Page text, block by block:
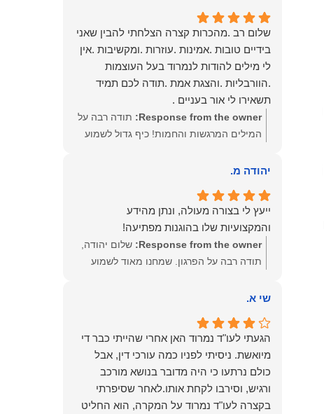
שלום רב .מהכרות קצרה הצלחתי להבין שאני
בידיים טובות .אמינות .עוזרות .ומקשיבות .אין
לי מילים להודות לנמרוד בעל העוצמות
.הוורבליות .והצגת אמת .תודה לכם תמיד
תשאירו לי אור בעניים .
Response from the owner:
תודה רבה על
המילים המרגשות והחמות! כיף גדול לשמוע
שווה את הכל. נשמח תמיד לעמוד לרשותך!
יהודה מ.
ייעץ לי בצורה מעולה, ונתן מהידע
והמקצועיות שלו בהוגנות מפתיעה!
Response from the owner:
שלום יהודה,
תודה רבה על הפרגון. שמחנו מאוד לשמוע
הוגנות ומקצועיות הן מעל הכל. נשמח תמיד
שי א.
הגעתי לעו"ד נמרוד האן אחרי שהייתי כבר די
מיואשת. ניסיתי לפניו כמה עורכי דין, אבל
כולם נרתעו כי היה מדובר בנושא מורכב
ורגיש, וסירבו לקחת אותו.לאחר שסיפרתי
בקצרה לעו"ד נמרוד על המקרה, הוא החליט